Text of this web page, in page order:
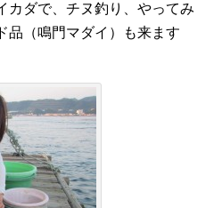
カダで、チヌ釣り、やってみ
品（鳴門マダイ）も来ます